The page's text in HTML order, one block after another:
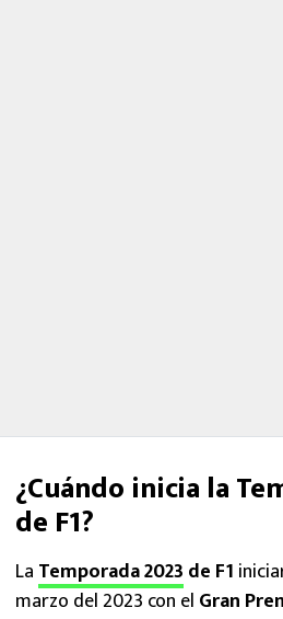
¿Cuándo inicia la
de F1?
La Temporada 2023 de F1
marzo del 2023 con el Gran